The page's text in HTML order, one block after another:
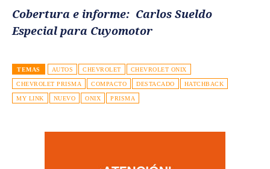
Cobertura e informe: Carlos Sueldo
Especial para Cuyomotor
TEMAS AUTOS CHEVROLET CHEVROLET ONIX
CHEVROLET PRISMA COMPACTO DESTACADO HATCHBACK
MY LINK NUEVO ONIX PRISMA